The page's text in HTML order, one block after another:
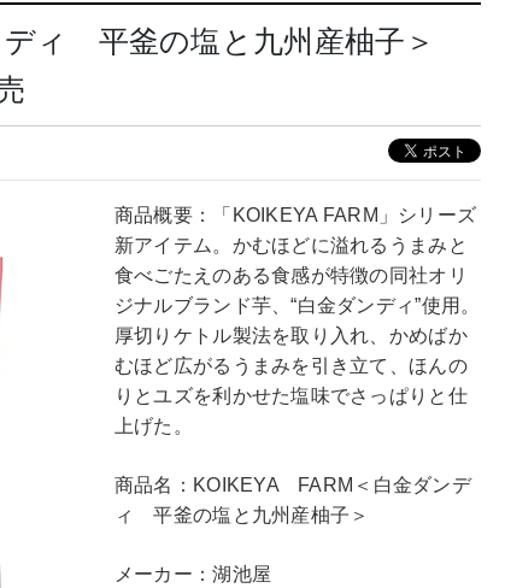
ィ 平釜の塩と九州産柚子＞
商品概要：「KOIKEYA FARM」シリーズ
新アイテム。かむほどに溢れるうまみと
食べごたえのある食感が特徴の同社オリ
ジナルブランド芋、“白金ダンディ”使用。
厚切りケトル製法を取り入れ、かめばか
むほど広がるうまみを引き立て、ほんの
りとユズを利かせた塩味でさっぱりと仕
上げた。
商品名：KOIKEYA FARM＜白金ダンデ
ィ 平釜の塩と九州産柚子＞
メーカー：湖池屋